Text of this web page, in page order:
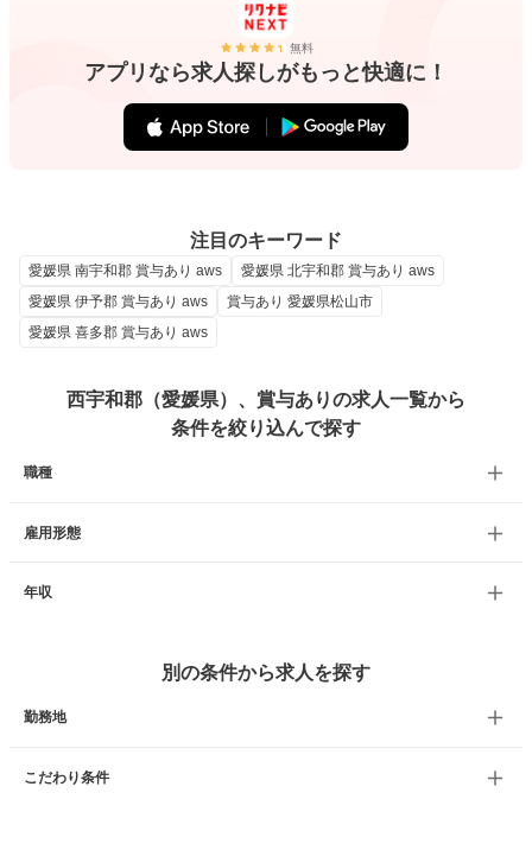
無料
アプリなら求人探しがもっと快適に！
注目のキーワード
愛媛県 南宇和郡 賞与あり aws
愛媛県 北宇和郡 賞与あり aws
愛媛県 伊予郡 賞与あり aws
賞与あり 愛媛県松山市
愛媛県 喜多郡 賞与あり aws
西宇和郡（愛媛県）、賞与ありの求人一覧から
条件を絞り込んで探す
職種
雇用形態
年収
別の条件から求人を探す
勤務地
こだわり条件